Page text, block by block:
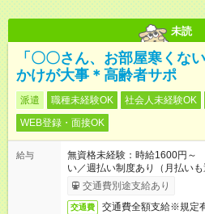
未読
「〇〇さん、お部屋寒くな
かけが大事＊高齢者サポ
派遣 職種未経験OK 社会人未経験OK
WEB登録・面接OK
給与
無資格未経験：時給1600円
い／週払い制度あり（月払い
完了次第のお支払いとなります
交通費別途支給あり
交通費 交通費全額支給※規定